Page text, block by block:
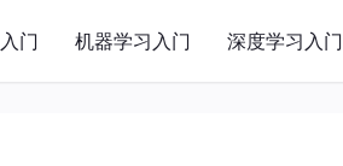
门 机器学习入门 深度学习入门